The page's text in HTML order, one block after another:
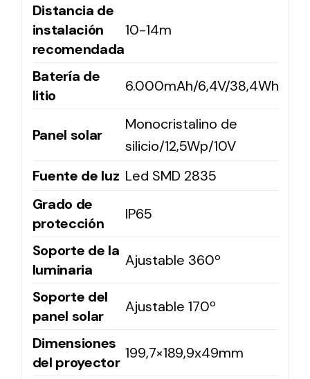
Distancia de
instalación
recomendada
10-14m
Batería de
litio
6.000mAh/6,4V/38,4Wh
Panel solar
Monocristalino de
silicio/12,5Wp/10V
Fuente de luz Led SMD 2835
Grado de
protección
IP65
Soporte de la
luminaria
Ajustable 360º
Soporte del
panel solar
Ajustable 170º
Dimensiones
del proyector
199,7×189,9x49mm